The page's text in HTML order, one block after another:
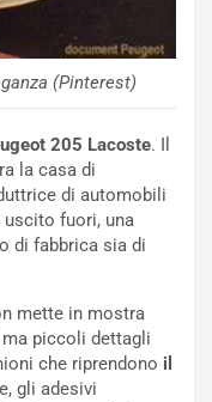
(Pinterest)
205 Lacoste. Il
la casa di
di automobili
fuori, una
di fabbrica sia di
mette in mostra
ma piccoli dettagli
che riprendono il
gli adesivi